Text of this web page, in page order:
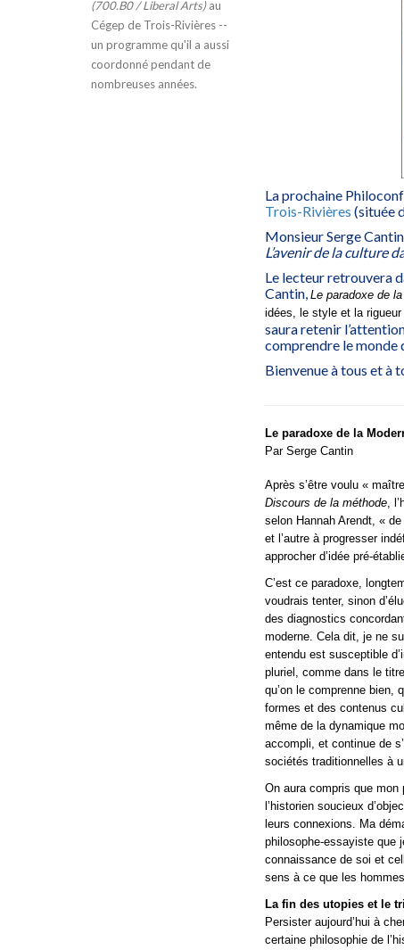
(700.B0 / Liberal Arts)au
Cégep de Trois-Rivières --
un programme qu'il a aussi
coordonné pendant de
nombreuses années.
La prochaine
Trois-Rivières (située
Monsieur Serge
L’avenir de la culture
Le lecteur retrouvera
Cantin, Le paradoxe de
idées, le style et la
saura retenir
comprendre le monde
Bienvenue à tous et à
Le paradoxe de la
Par Serge Cantin
Après s’être voulu «
Discours de la méthode,
selon Hannah Arendt, «
et l’autre à progresser
approcher d’idée pré-
C’est ce paradoxe,
voudrais tenter, sinon
des diagnostics
moderne. Cela dit, je ne
entendu est susceptible
pluriel, comme dans le
qu’on le comprenne bien,
formes et des contenus
même de la dynamique
accompli, et continue de
sociétés traditionnelles à
On aura compris que
l’historien soucieux
leurs connexions. Ma
philosophe-essayiste que
connaissance de soi et
sens à ce que les
La fin des utopies et le
Persister aujourd’hui à
certaine philosophie de